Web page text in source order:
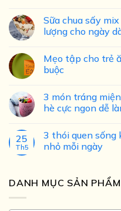
Sữa chua sấy
lượng cho ngày
Mẹo tập cho trẻ
buộc
3 món tráng
hè cực ngon dễ
25
Th5
3 thói quen sống
nhỏ mỗi ngày
DANH MỤC SẢN PHẨM